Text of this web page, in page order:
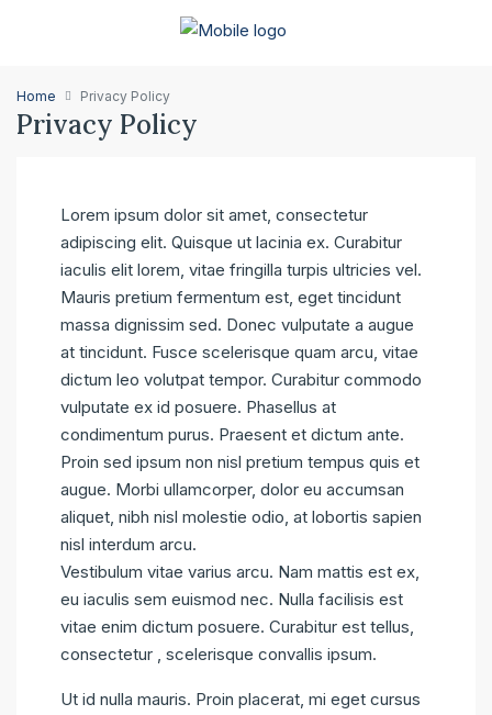
Home Privacy Policy
Privacy Policy
Lorem ipsum dolor sit amet, consectetur
adipiscing elit. Quisque ut lacinia ex. Curabitur
iaculis elit lorem, vitae fringilla turpis ultricies vel.
Mauris pretium fermentum est, eget tincidunt
massa dignissim sed. Donec vulputate a augue
at tincidunt. Fusce scelerisque quam arcu, vitae
dictum leo volutpat tempor. Curabitur commodo
vulputate ex id posuere. Phasellus at
condimentum purus. Praesent et dictum ante.
Proin sed ipsum non nisl pretium tempus quis et
augue. Morbi ullamcorper, dolor eu accumsan
aliquet, nibh nisl molestie odio, at lobortis sapien
nisl interdum arcu.
Vestibulum vitae varius arcu. Nam mattis est ex,
eu iaculis sem euismod nec. Nulla facilisis est
vitae enim dictum posuere. Curabitur est tellus,
consectetur , scelerisque convallis ipsum.
Ut id nulla mauris. Proin placerat, mi eget cursus